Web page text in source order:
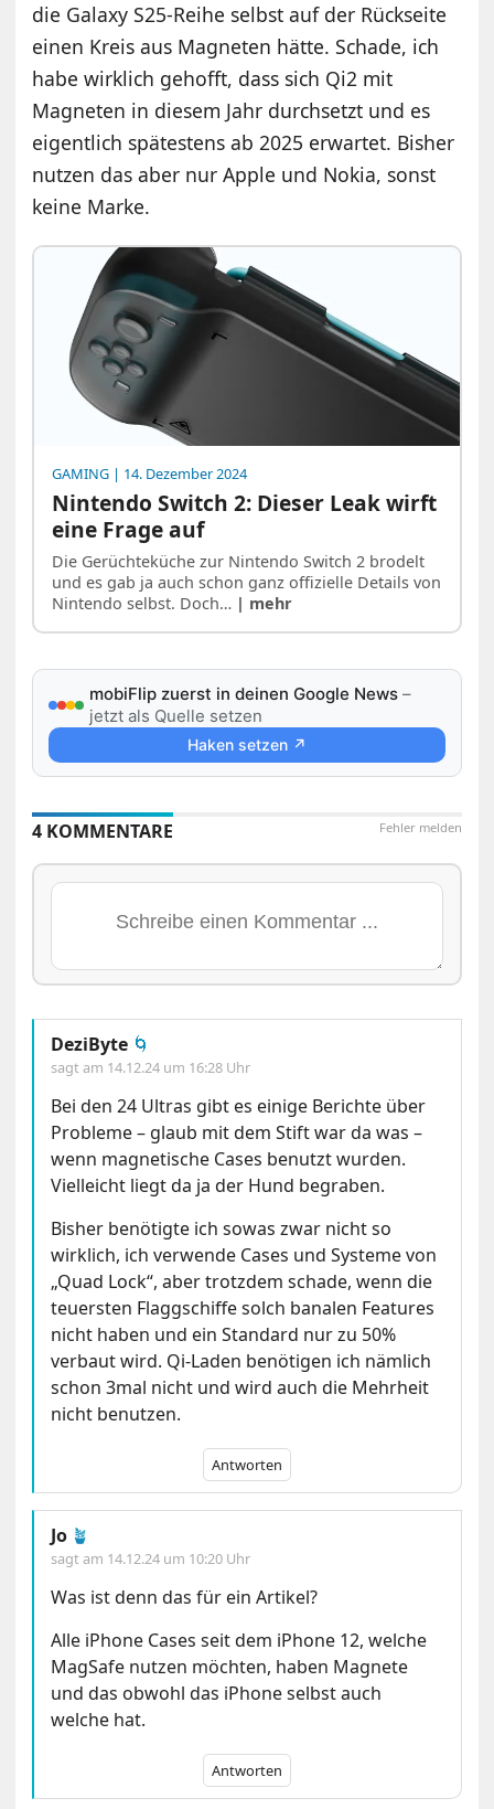
die Galaxy S25-Reihe selbst auf der Rückseite
einen Kreis aus Magneten hätte. Schade, ich
habe wirklich gehofft, dass sich Qi2 mit
Magneten in diesem Jahr durchsetzt und es
eigentlich spätestens ab 2025 erwartet. Bisher
nutzen das aber nur Apple und Nokia, sonst
keine Marke.
GAMING | 14. Dezember 2024
Nintendo Switch 2: Dieser Leak wirft
eine Frage auf
Die Gerüchteküche zur Nintendo Switch 2 brodelt
und es gab ja auch schon ganz offizielle Details von
Nintendo selbst. Doch… | mehr
mobiFlip zuerst in deinen Google News –
jetzt als Quelle setzen
Haken setzen ↗
Fehler melden
4 KOMMENTARE
DeziByte 🌀
sagt am 14.12.24 um 16:28 Uhr
Bei den 24 Ultras gibt es einige Berichte über
Probleme – glaub mit dem Stift war da was –
wenn magnetische Cases benutzt wurden.
Vielleicht liegt da ja der Hund begraben.
Bisher benötigte ich sowas zwar nicht so
wirklich, ich verwende Cases und Systeme von
„Quad Lock“, aber trotzdem schade, wenn die
teuersten Flaggschiffe solch banalen Features
nicht haben und ein Standard nur zu 50%
verbaut wird. Qi-Laden benötigen ich nämlich
schon 3mal nicht und wird auch die Mehrheit
nicht benutzen.
Antworten
Jo 🪴
sagt am 14.12.24 um 10:20 Uhr
Was ist denn das für ein Artikel?
Alle iPhone Cases seit dem iPhone 12, welche
MagSafe nutzen möchten, haben Magnete
und das obwohl das iPhone selbst auch
welche hat.
Antworten